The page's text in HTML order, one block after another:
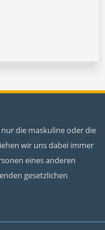
die maskuline oder die
wir uns dabei immer
eines anderen
gesetzlichen